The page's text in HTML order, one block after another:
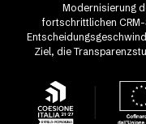
Modernisierung
fortschrittlichen
Ziel, die